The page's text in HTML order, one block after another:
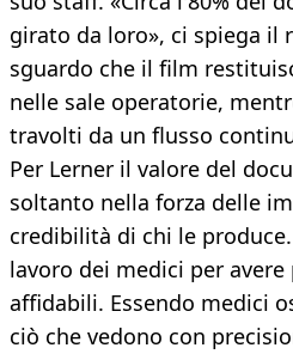
girato da loro», ci spiega il
sguardo che il film
nelle sale operatorie,
travolti da un flusso
Per Lerner il valore del
soltanto nella forza delle
credibilità di chi le
lavoro dei medici per
affidabili. Essendo medici
ciò che vedono con